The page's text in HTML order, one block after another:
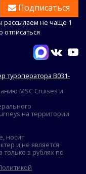
Подписаться
рассылаем не чаще 1
туроператора В031-
MSC Cruises и
на территории
носит
и не является
в рублях по